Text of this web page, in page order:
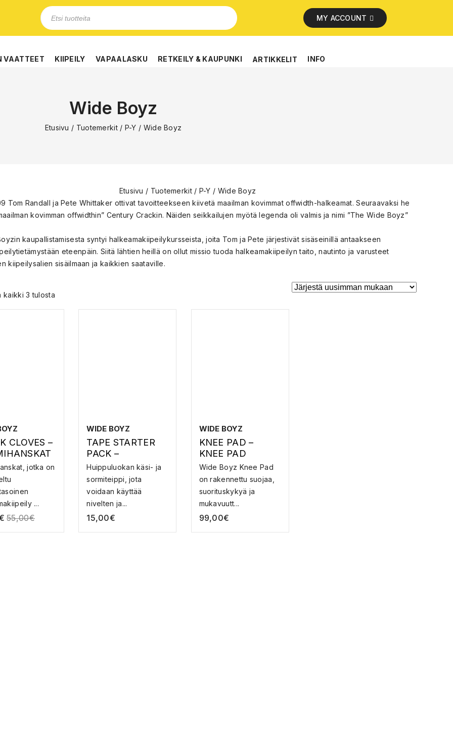
MY ACCOUNT
VAATTEET KIIPEILY VAPAALASKU RETKEILY & KAUPUNKI ARTIKKELIT INFO
Wide Boyz
Etusivu / Tuotemerkit/ P-Y / Wide Boyz
Etusivu / Tuotemerkit/ P-Y / Wide Boyz
Tom Randall ja Pete Whittaker ottivat tavoitteekseen kiivetä maailman kovimmat offwidth-halkeamat. Seuraavaksi he
kovimman offwidthin” Century Crackin. Näiden seikkailujen myötä legenda oli valmis ja nimi ”The Wide Boyz”
kaupallistamisesta syntyi halkeamakiipeilykursseista, joita Tom ja Pete järjestivät sisäseinillä antaakseen
eteenpäin. Siitä lähtien heillä on ollut missio tuoda halkeamakiipeilyn taito, nautinto ja varusteet
kiipeilysalien sisäilmaan ja kaikkien saataville.
kaikki 3 tulosta
CLOVES –
jotka on
...
55,00€
WIDE BOYZ
TAPE STARTER
PACK –
SORMITEIPPI
Huippuluokan käsi- ja
sormiteippi, jota
voidaan käyttää
nivelten ja...
15,00€
WIDE BOYZ
KNEE PAD –
KNEE PAD
Wide Boyz Knee Pad
on rakennettu suojaa,
suorituskykyä ja
mukavuutt...
99,00€